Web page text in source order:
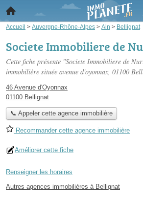
Accueil > Auvergne-Rhône-Alpes > Ain > Bellignat
Societe Immobiliere de
Cette fiche présente "Societe Immobiliere de
immobilière située avenue d'oyonnax, 01100
46 Avenue d'Oyonnax
01100 Bellignat
📞 Appeler cette agence immobilière
Recommander cette agence immobilière
Améliorer cette fiche
Renseigner les horaires
Autres agences immobilières à Bellignat